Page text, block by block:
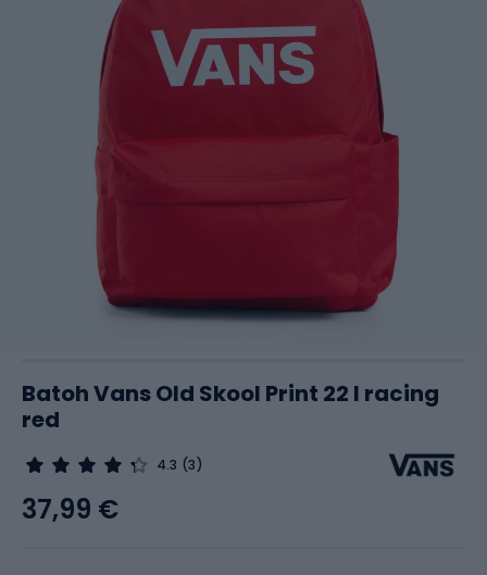
Batoh Vans Old Skool Print 22 l racing
red
4.3 (3)
37,99 €